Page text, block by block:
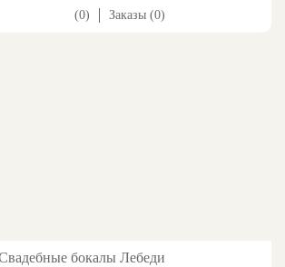
(0) Заказы (0)
бокалы Лебеди